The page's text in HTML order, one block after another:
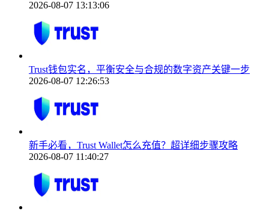
2026-08-07 13:13:06
Trust钱包实名，平衡安全与合规的数字资产关键一步
2026-08-07 12:26:53
新手必看，Trust Wallet怎么充值？超详细步骤攻略
2026-08-07 11:40:27